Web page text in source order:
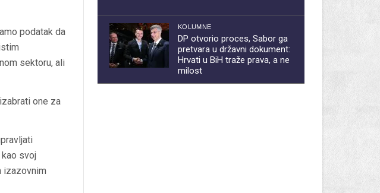
podatak da
sektoru, ali
one za
svoj
izazovnim
KOLUMNE
DP otvorio proces, Sabor ga
pretvara u državni dokument:
Hrvati u BiH traže prava, a ne
milost